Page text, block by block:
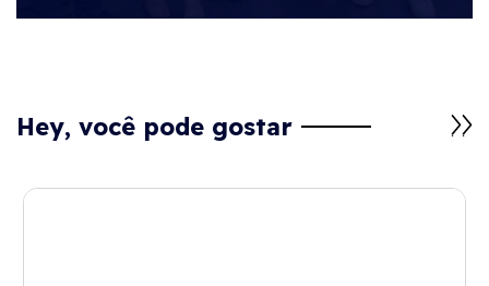
Hey, você pode gostar